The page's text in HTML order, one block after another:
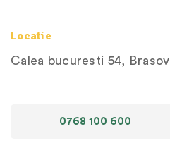
Locatie
Calea bucuresti 54, Brasov
0768 100 600